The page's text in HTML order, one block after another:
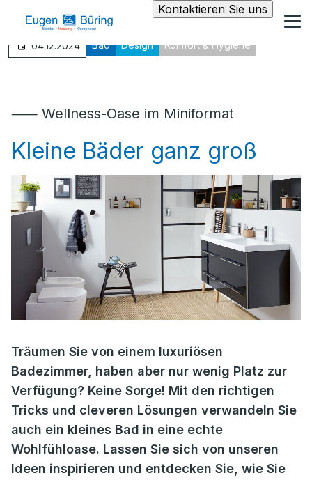
Kontaktieren Sie uns
04.12.2024 Bad Design Komfort & Hygiene
⸺ Wellness-Oase im Miniformat
Kleine Bäder ganz groß
Träumen Sie von einem luxuriösen
Badezimmer, haben aber nur wenig Platz zur
Verfügung? Keine Sorge! Mit den richtigen
Tricks und cleveren Lösungen verwandeln Sie
auch ein kleines Bad in eine echte
Wohlfühloase. Lassen Sie sich von unseren
Ideen inspirieren und entdecken Sie, wie Sie